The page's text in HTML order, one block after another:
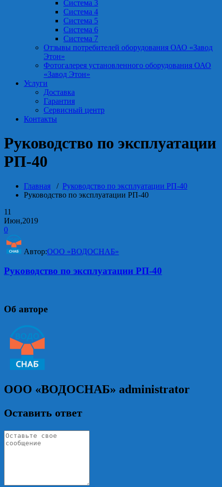
Система 3
Система 4
Система 5
Система 6
Система 7
Отзывы потребителей оборудования ОАО «Завод
Этон»
Фотогалерея установленного оборудования ОАО
«Завод Этон»
Услуги
Доставка
Гарантия
Сервисный центр
Контакты
Руководство по эксплуатации
РП-40
Главная / Руководство по эксплуатации РП-40
Руководство по эксплуатации РП-40
11
Июн,2019
0
Автор:ООО «ВОДОСНАБ»
Руководство по эксплуатации РП-40
Об авторе
ООО «ВОДОСНАБ» administrator
Оставить ответ